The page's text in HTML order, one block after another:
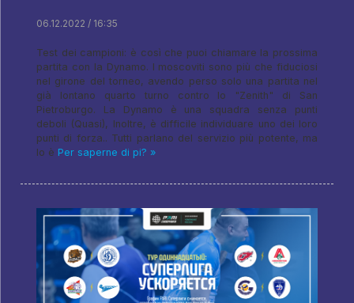
06.12.2022 / 16:35
Test dei campioni: è così che puoi chiamare la prossima
partita con la Dynamo. I moscoviti sono più che fiduciosi
nel girone del torneo, avendo perso solo una partita nel
già lontano quarto turno contro lo "Zenith" di San
Pietroburgo. La Dynamo è una squadra senza punti
deboli (Quasi), Inoltre, è difficile individuare uno dei loro
punti di forza.. Tutti parlano del servizio più potente, ma
lo è Per saperne di pi? »